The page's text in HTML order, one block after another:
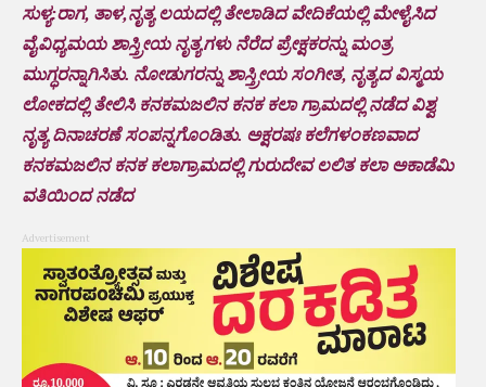
ಸುಳ್ಯ:ರಾಗ, ತಾಳ,ನೃತ್ಯ ಲಯದಲ್ಲಿ ತೇಲಾಡಿದ ವೇದಿಕೆಯಲ್ಲಿ ಮೇಳೈಸಿದ
ವೈವಿಧ್ಯಮಯ ಶಾಸ್ತ್ರೀಯ ನೃತ್ಯಗಳು ನೆರೆದ ಪ್ರೇಕ್ಷಕರನ್ನು ಮಂತ್ರ
ಮುಗ್ಧರನ್ನಾಗಿಸಿತು. ನೋಡುಗರನ್ನು ಶಾಸ್ತ್ರೀಯ ಸಂಗೀತ, ನೃತ್ಯದ ವಿಸ್ಮಯ
ಲೋಕದಲ್ಲಿ ತೇಲಿಸಿ ಕನಕಮಜಲಿನ ಕನಕ ಕಲಾ ಗ್ರಾಮದಲ್ಲಿ ನಡೆದ ವಿಶ್ವ
ನೃತ್ಯ ದಿನಾಚರಣೆ ಸಂಪನ್ನಗೊಂಡಿತು. ಅಕ್ಷರಷಃ ಕಲೆಗಳಂಕಣವಾದ
ಕನಕಮಜಲಿನ ಕನಕ ಕಲಾಗ್ರಾಮದಲ್ಲಿ ಗುರುದೇವ ಲಲಿತ ಕಲಾ ಅಕಾಡೆಮಿ
ವತಿಯಿಂದ ನಡೆದ
Advertisement